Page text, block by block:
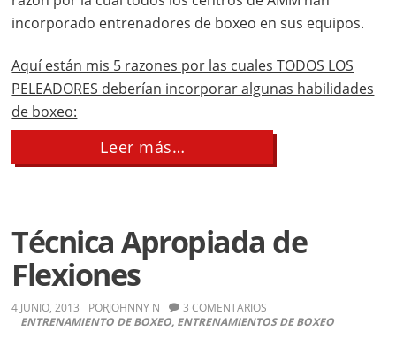
incorporado entrenadores de boxeo en sus equipos.
Aquí están mis 5 razones por las cuales TODOS LOS
PELEADORES deberían incorporar algunas habilidades
de boxeo:
Leer más…
Por
peladores
deberían
aprender
Técnica Apropiada de
Flexiones
4 JUNIO, 2013 PORJOHNNY N
ENTRENAMIENTO DE BOXEO, ENTRENAMIENTOS DE BOXEO
3 COMENTARIOS